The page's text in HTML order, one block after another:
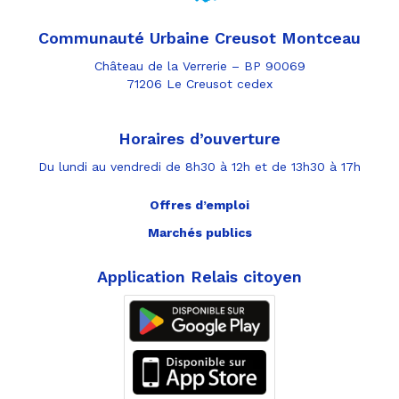
Communauté Urbaine Creusot Montceau
Château de la Verrerie – BP 90069
71206 Le Creusot cedex
Horaires d’ouverture
Du lundi au vendredi de 8h30 à 12h et de 13h30 à 17h
Offres d’emploi
Marchés publics
Application Relais citoyen